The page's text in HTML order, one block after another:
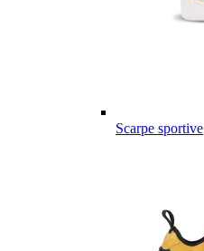
Scarpe sportive